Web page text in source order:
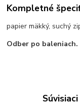
Kompletné
papier mäkký, suchý
Odber po baleniach.